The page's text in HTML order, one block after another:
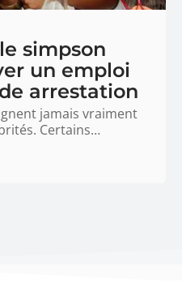
simpson
un emploi
arrestation
jamais vraiment
Certains…